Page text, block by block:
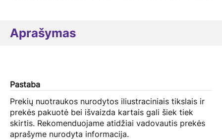
Aprašymas
Pastaba
Prekių nuotraukos nurodytos iliustraciniais tikslais ir
prekės pakuotė bei išvaizda kartais gali šiek tiek
skirtis. Rekomenduojame atidžiai vadovautis prekės
aprašyme nurodyta informacija.